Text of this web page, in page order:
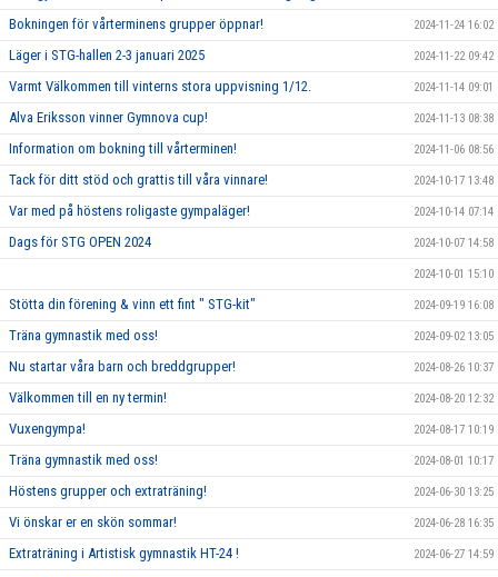
Bokningen för vårterminens grupper öppnar! 2024-11-24 16:02
Läger i STG-hallen 2-3 januari 2025 2024-11-22 09:42
Varmt Välkommen till vinterns stora uppvisning 1/12. 2024-11-14 09:01
Alva Eriksson vinner Gymnova cup! 2024-11-13 08:38
Information om bokning till vårterminen! 2024-11-06 08:56
Tack för ditt stöd och grattis till våra vinnare! 2024-10-17 13:48
Var med på höstens roligaste gympaläger! 2024-10-14 07:14
Dags för STG OPEN 2024 2024-10-07 14:58
2024-10-01 15:10
Stötta din förening & vinn ett fint " STG-kit" 2024-09-19 16:08
Träna gymnastik med oss! 2024-09-02 13:05
Nu startar våra barn och breddgrupper! 2024-08-26 10:37
Välkommen till en ny termin! 2024-08-20 12:32
Vuxengympa! 2024-08-17 10:19
Träna gymnastik med oss! 2024-08-01 10:17
Höstens grupper och extraträning! 2024-06-30 13:25
Vi önskar er en skön sommar! 2024-06-28 16:35
Extraträning i Artistisk gymnastik HT-24 ! 2024-06-27 14:59